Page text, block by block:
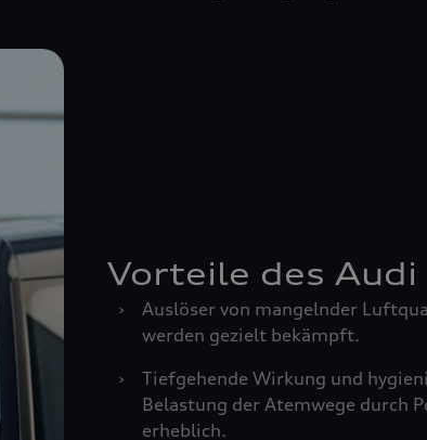
Vorteile des
›
Auslöser von mangelnder
werden gezielt bekämpft.
›
Tiefgehende Wirkung und
Belastung der Atemwege durch
erheblich.